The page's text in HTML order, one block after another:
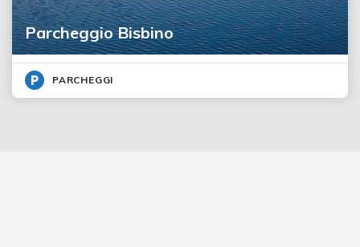
Parcheggio Bisbino
PARCHEGGI